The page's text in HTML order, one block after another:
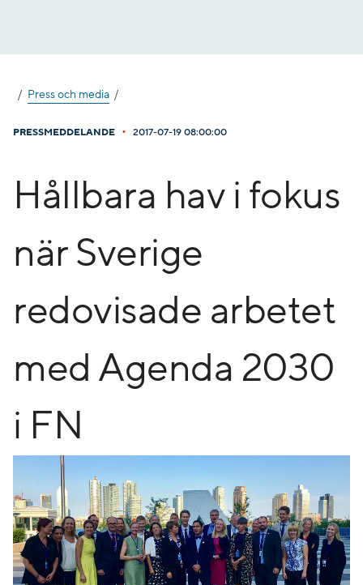
Press och media
PRESSMEDDELANDE • 2017-07-19 08:00:00
Hållbara hav i fokus
när Sverige
redovisade arbetet
med Agenda 2030
i FN